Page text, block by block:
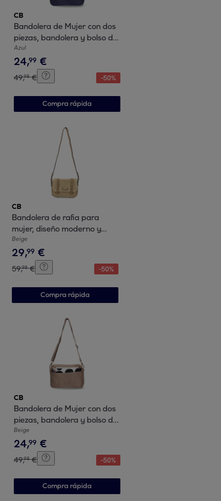
CB
Bandolera de Mujer con dos
piezas, bandolera y bolso de
mano
Azul
24,99 €
49,98 € -50%
Compra rápida
CB
Bandolera de rafia para
mujer, diseño moderno y
comodo, compartimento
principal con boton de iman
Beige
29,99 €
59,98 € -50%
Compra rápida
CB
Bandolera de Mujer con dos
piezas, bandolera y bolso de
mano
Beige
24,99 €
49,98 € -50%
Compra rápida